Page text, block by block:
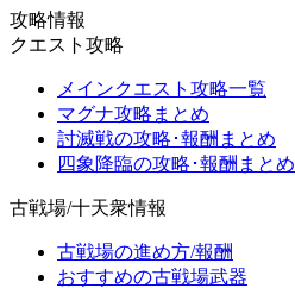
攻略情報
クエスト攻略
メインクエスト攻略一覧
マグナ攻略まとめ
討滅戦の攻略･報酬まとめ
四象降臨の攻略･報酬まとめ
古戦場/十天衆情報
古戦場の進め方/報酬
おすすめの古戦場武器